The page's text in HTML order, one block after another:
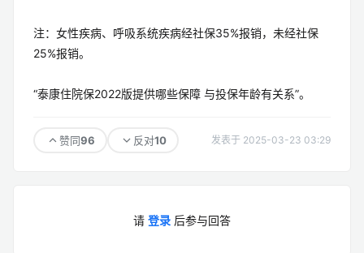
注：女性疾病、呼吸系统疾病经社保35%报销，未经社保
25%报销。
“泰康住院保2022版提供哪些保障 与投保年龄有关系”。
赞同96 反对10 发表于 2025-03-23 03:29
请 登录 后参与回答